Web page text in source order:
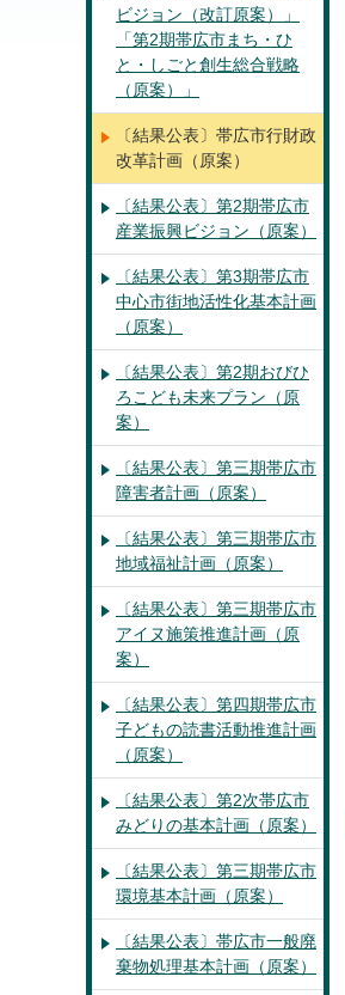
ビジョン（改訂原案）」
「第2期帯広市まち・ひ
と・しごと創生総合戦略
（原案）」
〔結果公表〕帯広市行財政
改革計画（原案）
〔結果公表〕第2期帯広市
産業振興ビジョン（原案）
〔結果公表〕第3期帯広市
中心市街地活性化基本計画
（原案）
〔結果公表〕第2期おびひ
ろこども未来プラン（原
案）
〔結果公表〕第三期帯広市
障害者計画（原案）
〔結果公表〕第三期帯広市
地域福祉計画（原案）
〔結果公表〕第三期帯広市
アイヌ施策推進計画（原
案）
〔結果公表〕第四期帯広市
子どもの読書活動推進計画
（原案）
〔結果公表〕第2次帯広市
みどりの基本計画（原案）
〔結果公表〕第三期帯広市
環境基本計画（原案）
〔結果公表〕帯広市一般廃
棄物処理基本計画（原案）